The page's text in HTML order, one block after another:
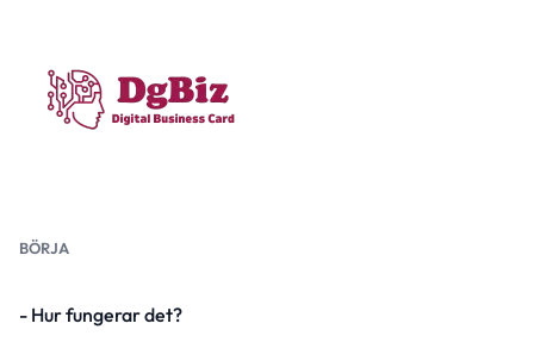
BÖRJA
- Hur fungerar det?